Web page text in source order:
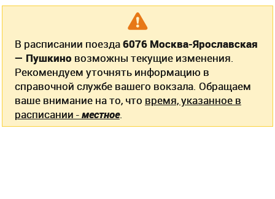
В расписании поезда6076 Москва-Ярославская
— Пушкино возможны текущие изменения.
Рекомендуем уточнять информацию в
справочной службе вашего вокзала. Обращаем
ваше внимание на то, что время, указанное в
расписании -местное.